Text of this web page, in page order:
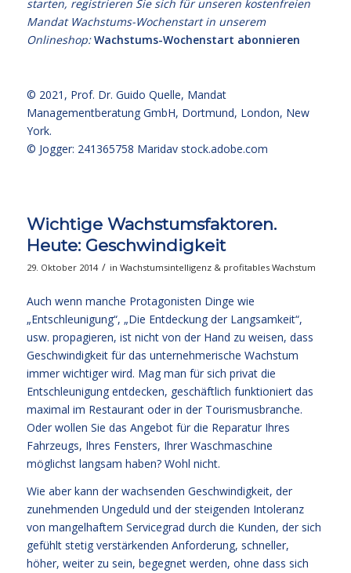
starten, registrieren Sie sich für unseren kostenfreien
Mandat Wachstums-Wochenstart in unserem
Onlineshop:Wachstums-Wochenstart abonnieren
© 2021, Prof. Dr. Guido Quelle, Mandat
Managementberatung GmbH, Dortmund, London, New
York.
© Jogger: 241365758 Maridav stock.adobe.com
Wichtige Wachstumsfaktoren.
Heute: Geschwindigkeit
29. Oktober 2014 / in Wachstumsintelligenz & profitables Wachstum
Auch wenn manche Protagonisten Dinge wie
„Entschleunigung“, „Die Entdeckung der Langsamkeit“,
usw. propagieren, ist nicht von der Hand zu weisen, dass
Geschwindigkeit für das unternehmerische Wachstum
immer wichtiger wird. Mag man für sich privat die
Entschleunigung entdecken, geschäftlich funktioniert das
maximal im Restaurant oder in der Tourismusbranche.
Oder wollen Sie das Angebot für die Reparatur Ihres
Fahrzeugs, Ihres Fensters, Ihrer Waschmaschine
möglichst langsam haben? Wohl nicht.
Wie aber kann der wachsenden Geschwindigkeit, der
zunehmenden Ungeduld und der steigenden Intoleranz
von mangelhaftem Servicegrad durch die Kunden, der sich
gefühlt stetig verstärkenden Anforderung, schneller,
höher, weiter zu sein, begegnet werden, ohne dass sich